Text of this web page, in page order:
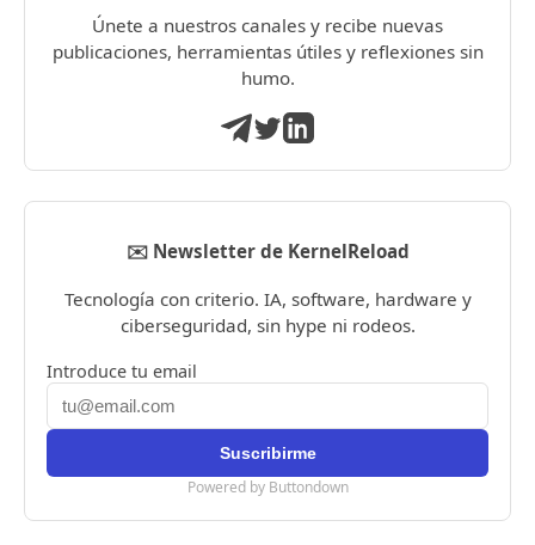
Únete a nuestros canales y recibe nuevas
publicaciones, herramientas útiles y reflexiones sin
humo.
✉️ Newsletter de KernelReload
Tecnología con criterio. IA, software, hardware y
ciberseguridad, sin hype ni rodeos.
Introduce tu email
Powered by Buttondown